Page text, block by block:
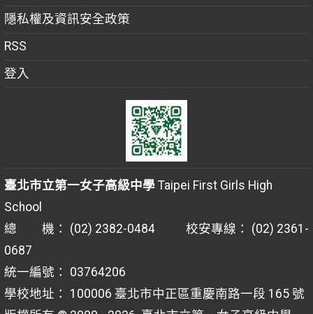
隱私權及資訊安全政策
RSS
登入
臺北市立第一女子高級中學Taipei First Girls High
School
總 機： (02) 2382-0484 校安專線： (02) 2361-
0687
統一編號： 03764206
學校地址： 100006 臺北市中正區重慶南路一段 165 號